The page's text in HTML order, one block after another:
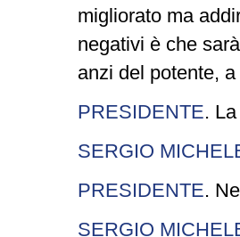
migliorato ma
negativi è che
anzi del potente,
PRESIDENTE.
SERGIO
PRESIDENTE.
SERGIO